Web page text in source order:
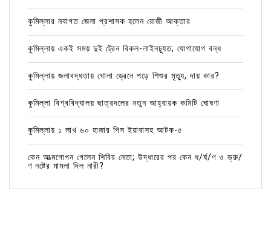
কুমিল্লার নবাগত জেলা প্রশাসক হলেন রোজী আক্তার
কুমিল্লায় একই সময় দুই ট্রেন বিকল-লাইনচ্যুত; যোগাযোগ বন্ধ
কুমিল্লায় জলাবদ্ধতায় খোলা ড্রেনে পড়ে শিশুর মৃত্যু, দায় কার?
কুমিল্লা বিশ্ববিদ্যালয় ছাত্রদলের নতুন আহ্বায়ক কমিটি ঘোষণা
কুমিল্লায় ১ লাখ ৬০ হাজার পিস ইয়াবাসহ আটক-৫
কেন আত্মগোপন গেলেন শিবির নেতা; উদ্ধারের পর কেন ধ/র্ষ/ণ ও ভ্রু/
ণ নষ্টের মামলা দিল নারী?